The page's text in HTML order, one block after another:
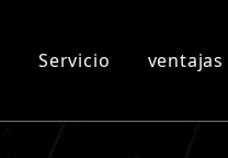
Servicio ventajas